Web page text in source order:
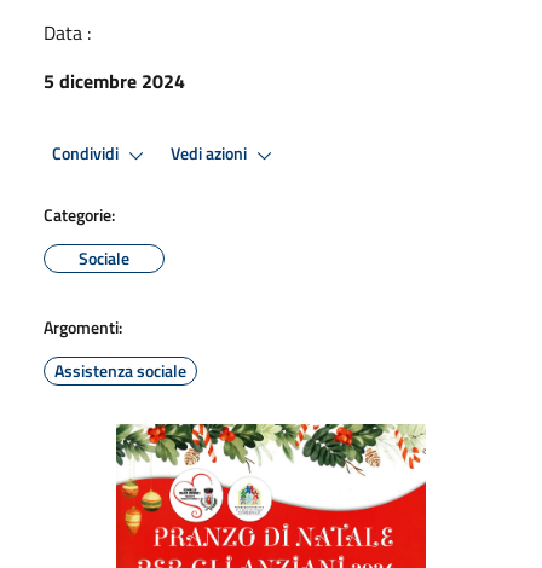
Data :
5 dicembre 2024
Condividi Vedi azioni
Categorie:
Sociale
Argomenti:
Assistenza sociale